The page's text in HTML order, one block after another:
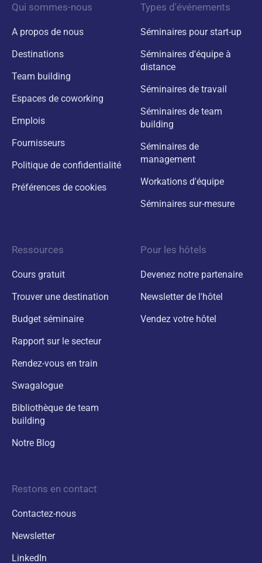
Qui sommes-nous
A propos de nous
Destinations
Team building
Espaces de coworking
Emplois
Fournisseurs
Politique de confidentialité
Préférences de cookies
Types d'événements
Séminaires pour start-up
Séminaires d'équipe à
distance
Séminaires de travail
Séminaires de team
building
Séminaires de
management
Workations d'équipe
Séminaires sur-mesure
Ressources
Cours gratuit
Trouver une destination
Budget séminaire
Rapport sur le secteur
Rendez-vous en train
Swagalogue
Bibliothèque de team
building
Notre Blog
Pour les hôtels
Devenez notre partenaire
Newsletter de l'hôtel
Vendez votre hôtel
Restons en contact
Contactez-nous
Newsletter
LinkedIn